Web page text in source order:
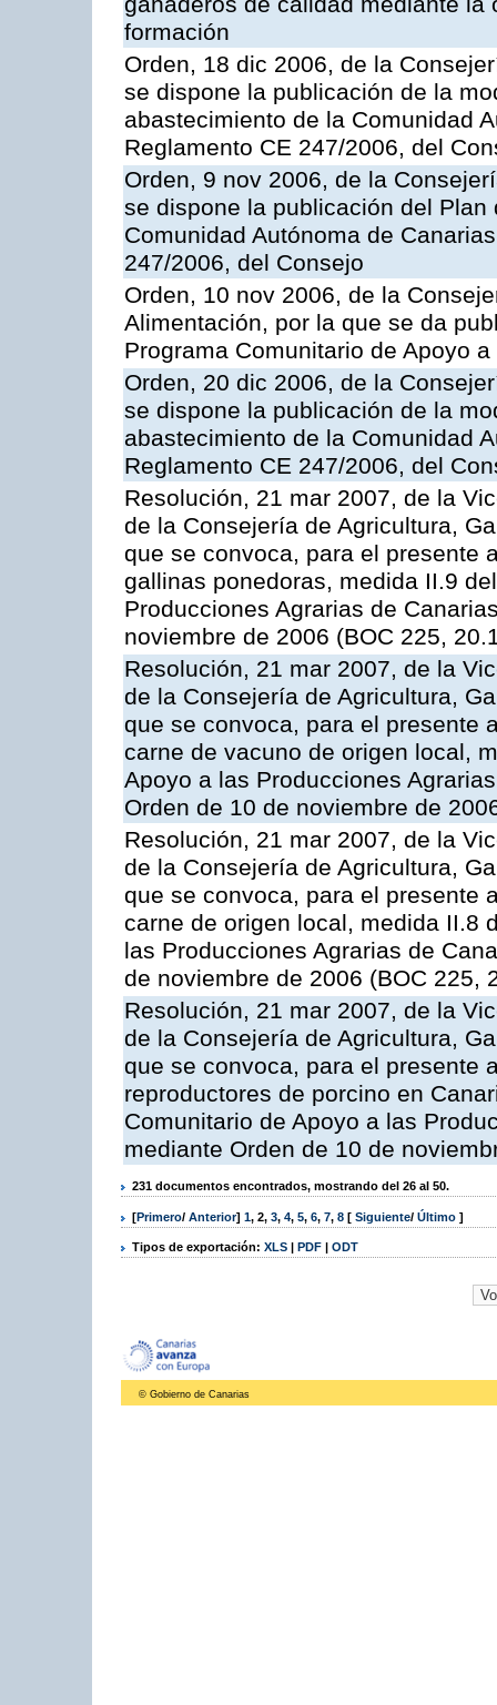
formación
Orden, 18 dic 2006, de la
se dispone la publicación de la
abastecimiento de la Comunidad
Reglamento CE 247/2006, del
Orden, 9 nov 2006, de la
se dispone la publicación del
Comunidad Autónoma de
247/2006, del Consejo
Orden, 10 nov 2006, de la
Alimentación, por la que se da
Programa Comunitario de Apoyo
Orden, 20 dic 2006, de la
se dispone la publicación de la
abastecimiento de la Comunidad
Reglamento CE 247/2006, del
Resolución, 21 mar 2007, de la
de la Consejería de Agricultura,
que se convoca, para el presente
gallinas ponedoras, medida II.9
Producciones Agrarias de
noviembre de 2006 (BOC 225,
Resolución, 21 mar 2007, de la
de la Consejería de Agricultura,
que se convoca, para el presente
carne de vacuno de origen local,
Apoyo a las Producciones
Orden de 10 de noviembre de
Resolución, 21 mar 2007, de la
de la Consejería de Agricultura,
que se convoca, para el presente
carne de origen local, medida II.8
las Producciones Agrarias de
de noviembre de 2006 (BOC 225,
Resolución, 21 mar 2007, de la
de la Consejería de Agricultura,
que se convoca, para el presente
reproductores de porcino en
Comunitario de Apoyo a las
mediante Orden de 10 de
231 documentos encontrados, mostrando del 26 al 50.
[Primero/ Anterior] 1, 2, 3, 4, 5, 6, 7, 8 [ Siguiente/ Último ]
Tipos de exportación: XLS | PDF | ODT
© Gobierno de Canarias